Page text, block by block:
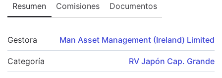
Resumen Comisiones Documentos
Gestora Man Asset Management (Ireland) Limited
Categoría RV Japón Cap. Grande